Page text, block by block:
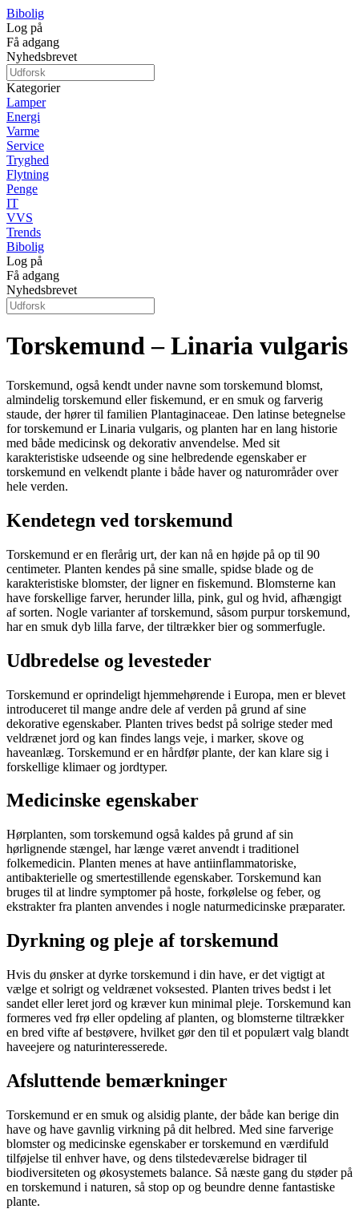
Bibolig
Log på
Få adgang
Nyhedsbrevet
Kategorier
Lamper
Energi
Varme
Service
Tryghed
Flytning
Penge
IT
VVS
Trends
Bibolig
Log på
Få adgang
Nyhedsbrevet
Torskemund – Linaria vulgaris
Torskemund, også kendt under navne som torskemund blomst,
almindelig torskemund eller fiskemund, er en smuk og farverig
staude, der hører til familien Plantaginaceae. Den latinse betegnelse
for torskemund er Linaria vulgaris, og planten har en lang historie
med både medicinsk og dekorativ anvendelse. Med sit
karakteristiske udseende og sine helbredende egenskaber er
torskemund en velkendt plante i både haver og naturområder over
hele verden.
Kendetegn ved torskemund
Torskemund er en flerårig urt, der kan nå en højde på op til 90
centimeter. Planten kendes på sine smalle, spidse blade og de
karakteristiske blomster, der ligner en fiskemund. Blomsterne kan
have forskellige farver, herunder lilla, pink, gul og hvid, afhængigt
af sorten. Nogle varianter af torskemund, såsom purpur torskemund,
har en smuk dyb lilla farve, der tiltrækker bier og sommerfugle.
Udbredelse og levesteder
Torskemund er oprindeligt hjemmehørende i Europa, men er blevet
introduceret til mange andre dele af verden på grund af sine
dekorative egenskaber. Planten trives bedst på solrige steder med
veldrænet jord og kan findes langs veje, i marker, skove og
haveanlæg. Torskemund er en hårdfør plante, der kan klare sig i
forskellige klimaer og jordtyper.
Medicinske egenskaber
Hørplanten, som torskemund også kaldes på grund af sin
hørlignende stængel, har længe været anvendt i traditionel
folkemedicin. Planten menes at have antiinflammatoriske,
antibakterielle og smertestillende egenskaber. Torskemund kan
bruges til at lindre symptomer på hoste, forkølelse og feber, og
ekstrakter fra planten anvendes i nogle naturmedicinske præparater.
Dyrkning og pleje af torskemund
Hvis du ønsker at dyrke torskemund i din have, er det vigtigt at
vælge et solrigt og veldrænet voksested. Planten trives bedst i let
sandet eller leret jord og kræver kun minimal pleje. Torskemund kan
formeres ved frø eller opdeling af planten, og blomsterne tiltrækker
en bred vifte af bestøvere, hvilket gør den til et populært valg blandt
haveejere og naturinteresserede.
Afsluttende bemærkninger
Torskemund er en smuk og alsidig plante, der både kan berige din
have og have gavnlig virkning på dit helbred. Med sine farverige
blomster og medicinske egenskaber er torskemund en værdifuld
tilføjelse til enhver have, og dens tilstedeværelse bidrager til
biodiversiteten og økosystemets balance. Så næste gang du støder på
en torskemund i naturen, så stop op og beundre denne fantastiske
plante.